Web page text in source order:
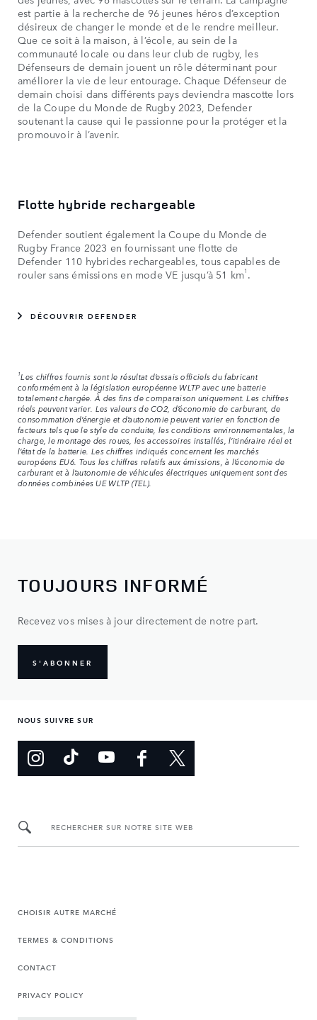
est partie à la recherche de 96 jeunes héros d’exception
désireux de changer le monde et de le rendre meilleur.
Que ce soit à la maison, à l’école, au sein de la
communauté locale ou dans leur club de rugby, les
Défenseurs de demain jouent un rôle déterminant pour
améliorer la vie de leur entourage. Chaque Défenseur de
demain choisi dans différents pays deviendra mascotte lors
de la Coupe du Monde de Rugby 2023, Defender
soutenant la cause qui le passionne pour la protéger et la
promouvoir à l’avenir.
Flotte hybride rechargeable
Defender soutient également la Coupe du Monde de
Rugby France 2023 en fournissant une flotte de
Defender 110 hybrides rechargeables, tous capables de
rouler sans émissions en mode VE jusqu’à 51 km1 .
DÉCOUVRIR DEFENDER
1Les chiffres fournis sont le résultat d’essais officiels du fabricant
conformément à la législation européenne WLTP avec une batterie
totalement chargée. À des fins de comparaison uniquement. Les chiffres
réels peuvent varier. Les valeurs de CO2, d’économie de carburant, de
consommation d’énergie et d’autonomie peuvent varier en fonction de
facteurs tels que le style de conduite, les conditions environnementales, la
charge, le montage des roues, les accessoires installés, l’itinéraire réel et
l’état de la batterie. Les chiffres indiqués concernent les marchés
européens EU6. Tous les chiffres relatifs aux émissions, à l’économie de
carburant et à l’autonomie de véhicules électriques uniquement sont des
données combinées UE WLTP (TEL).
TOUJOURS INFORMÉ
Recevez vos mises à jour directement de notre part.
S'ABONNER
NOUS SUIVRE SUR
RECHERCHER SUR NOTRE SITE WEB
CHOISIR AUTRE MARCHÉ
TERMES & CONDITIONS
CONTACT
PRIVACY POLICY